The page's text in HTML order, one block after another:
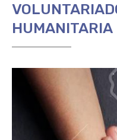
HUMANITARIA